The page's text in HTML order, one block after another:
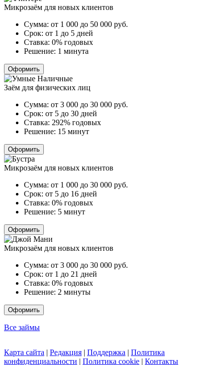
Микрозаём для новых клиентов
Сумма: от 1 000 до 50 000 руб.
Срок: от 1 до 5 дней
Ставка: 0% годовых
Решение: 1 минута
Оформить
Заём для физических лиц
Сумма: от 3 000 до 30 000 руб.
Срок: от 5 до 30 дней
Ставка: 292% годовых
Решение: 15 минут
Оформить
Микрозаём для новых клиентов
Сумма: от 1 000 до 30 000 руб.
Срок: от 5 до 16 дней
Ставка: 0% годовых
Решение: 5 минут
Оформить
Микрозаём для новых клиентов
Сумма: от 3 000 до 30 000 руб.
Срок: от 1 до 21 дней
Ставка: 0% годовых
Решение: 2 минуты
Оформить
Все займы
Карта сайта | Редакция | Поддержка | Политика
конфиденциальности | Политика cookie | Контакты